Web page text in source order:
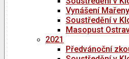
Vynášení
Soustředění v
Masopust
2021
Předvánoční